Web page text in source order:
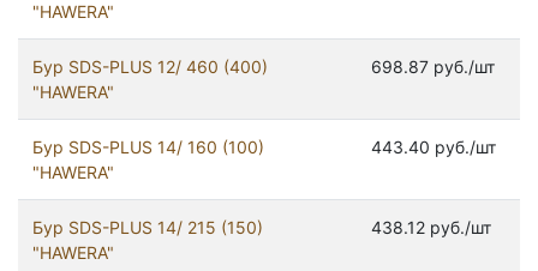
"HAWERA"
Бур SDS-PLUS 12/ 460 (400)
"HAWERA"
698.87 руб./шт
Бур SDS-PLUS 14/ 160 (100)
"HAWERA"
443.40 руб./шт
Бур SDS-PLUS 14/ 215 (150)
"HAWERA"
438.12 руб./шт